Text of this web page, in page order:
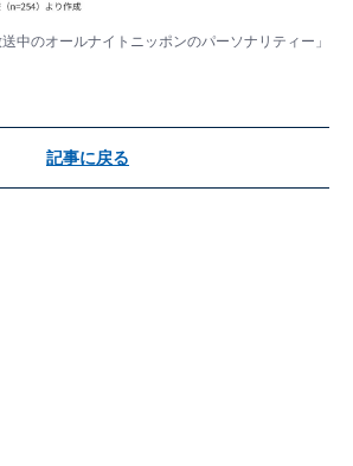
中のオールナイトニッポンのパーソナリティー」
記事に戻る